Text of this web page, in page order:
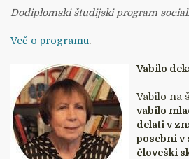
Dodiplomski študijski program
Več o programu.
Vabilo
Vabilo na
vabilo
delati v
posebni v
človeški